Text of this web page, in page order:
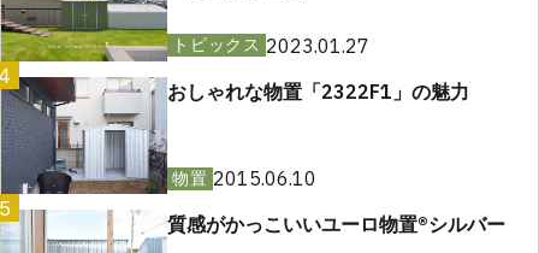
トピックス 2023.01.27
おしゃれな物置「2322F1」の魅力
物置 2015.06.10
質感がかっこいいユーロ物置®︎シルバー